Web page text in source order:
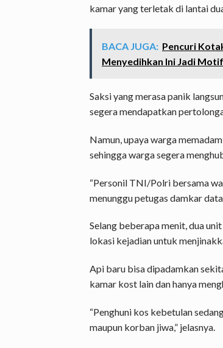
kamar yang terletak di lantai
BACA JUGA: Pencuri
Menyedihkan Ini Jadi
Saksi yang merasa panik
segera mendapatkan
Namun, upaya warga
sehingga warga segera
“Personil TNI/Polri bersama
menunggu petugas damkar
Selang beberapa menit, dua
lokasi kejadian untuk
Api baru bisa dipadamkan
kamar kost lain dan hanya
“Penghuni kos kebetulan
maupun korban jiwa,” jelasnya.